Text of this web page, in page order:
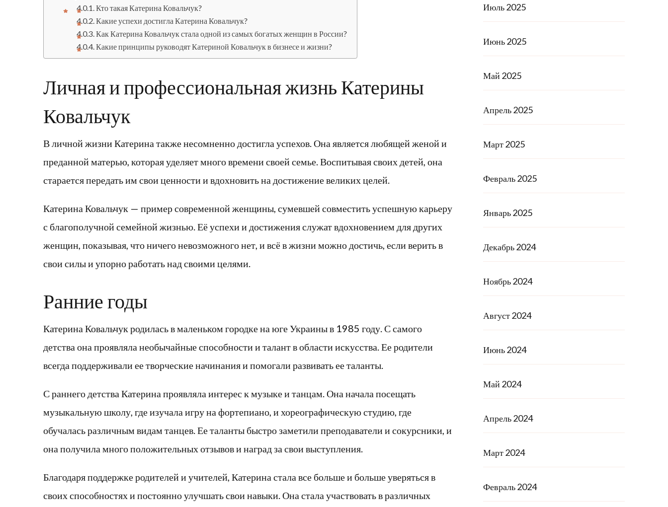
Кто такая Катерина Ковальчук?
Какие успехи достигла Катерина Ковальчук?
Как Катерина Ковальчук стала одной из самых богатых женщин в России?
Какие принципы руководят Катериной Ковальчук в бизнесе и жизни?
Личная и профессиональная жизнь Катерины
Ковальчук
В личной жизни Катерина также несомненно достигла успехов. Она является любящей женой и
преданной матерью, которая уделяет много времени своей семье. Воспитывая своих детей, она
старается передать им свои ценности и вдохновить на достижение великих целей.
Катерина Ковальчук — пример современной женщины, сумевшей совместить успешную карьеру
с благополучной семейной жизнью. Её успехи и достижения служат вдохновением для других
женщин, показывая, что ничего невозможного нет, и всё в жизни можно достичь, если верить в
свои силы и упорно работать над своими целями.
Ранние годы
Катерина Ковальчук родилась в маленьком городке на юге Украины в 1985 году. С самого
детства она проявляла необычайные способности и талант в области искусства. Ее родители
всегда поддерживали ее творческие начинания и помогали развивать ее таланты.
С раннего детства Катерина проявляла интерес к музыке и танцам. Она начала посещать
музыкальную школу, где изучала игру на фортепиано, и хореографическую студию, где
обучалась различным видам танцев. Ее таланты быстро заметили преподаватели и сокурсники, и
она получила много положительных отзывов и наград за свои выступления.
Благодаря поддержке родителей и учителей, Катерина стала все больше и больше уверяться в
своих способностях и постоянно улучшать свои навыки. Она стала участвовать в различных
Июль 2025
Июнь 2025
Май 2025
Апрель 2025
Март 2025
Февраль 2025
Январь 2025
Декабрь 2024
Ноябрь 2024
Август 2024
Июнь 2024
Май 2024
Апрель 2024
Март 2024
Февраль 2024